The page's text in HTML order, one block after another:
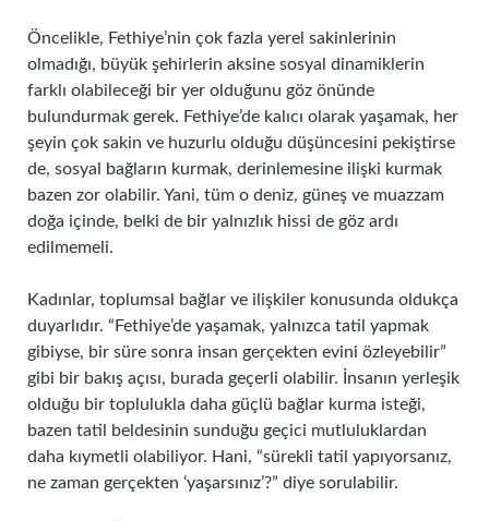
Öncelikle, Fethiye’nin çok fazla yerel sakinlerinin
olmadığı, büyük şehirlerin aksine sosyal dinamiklerin
farklı olabileceği bir yer olduğunu göz önünde
bulundurmak gerek. Fethiye’de kalıcı olarak yaşamak, her
şeyin çok sakin ve huzurlu olduğu düşüncesini pekiştirse
de, sosyal bağların kurmak, derinlemesine ilişki kurmak
bazen zor olabilir. Yani, tüm o deniz, güneş ve muazzam
doğa içinde, belki de bir yalnızlık hissi de göz ardı
edilmemeli.
Kadınlar, toplumsal bağlar ve ilişkiler konusunda oldukça
duyarlıdır. “Fethiye’de yaşamak, yalnızca tatil yapmak
gibiyse, bir süre sonra insan gerçekten evini özleyebilir”
gibi bir bakış açısı, burada geçerli olabilir. İnsanın yerleşik
olduğu bir toplulukla daha güçlü bağlar kurma isteği,
bazen tatil beldesinin sunduğu geçici mutluluklardan
daha kıymetli olabiliyor. Hani, “sürekli tatil yapıyorsanız,
ne zaman gerçekten ‘yaşarsınız’?” diye sorulabilir.